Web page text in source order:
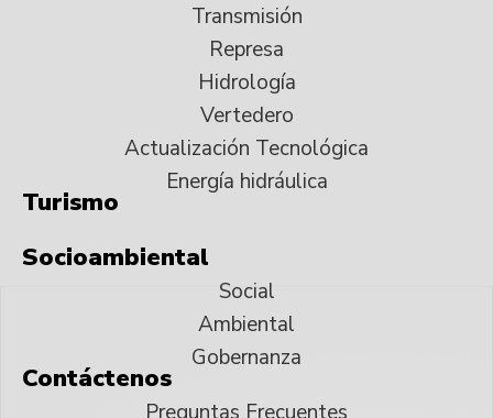
Transmisión
Represa
Hidrología
Vertedero
Actualización Tecnológica
Energía hidráulica
Turismo
Socioambiental
Social
Ambiental
Gobernanza
Contáctenos
Preguntas Frecuentes